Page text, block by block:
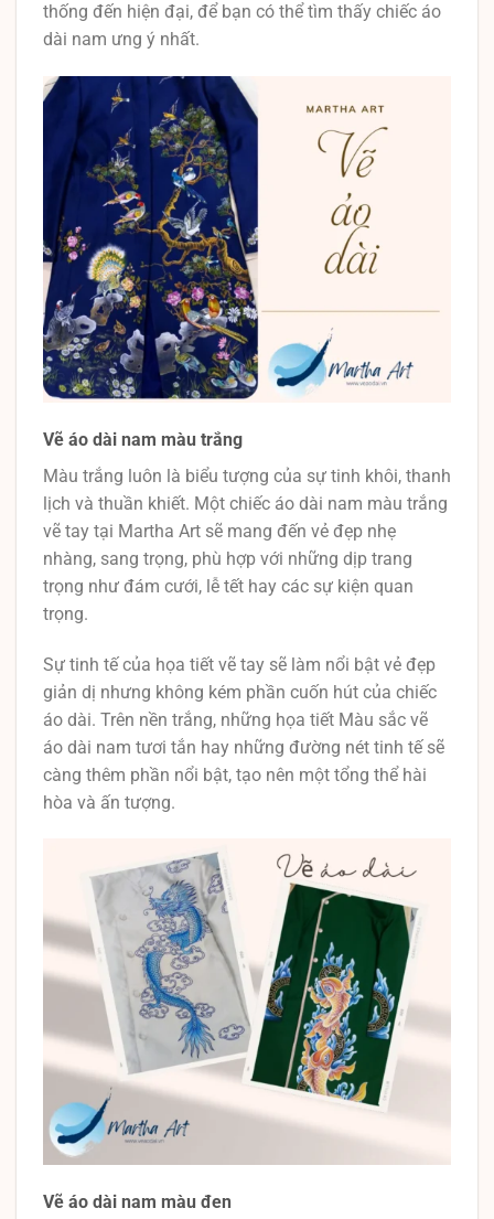
thống đến hiện đại, để bạn có thể tìm thấy chiếc áo
dài nam ưng ý nhất.
Vẽ áo dài nam màu trắng
Màu trắng luôn là biểu tượng của sự tinh khôi, thanh
lịch và thuần khiết. Một chiếc áo dài nam màu trắng
vẽ tay tại Martha Art sẽ mang đến vẻ đẹp nhẹ
nhàng, sang trọng, phù hợp với những dịp trang
trọng như đám cưới, lễ tết hay các sự kiện quan
trọng.
Sự tinh tế của họa tiết vẽ tay sẽ làm nổi bật vẻ đẹp
giản dị nhưng không kém phần cuốn hút của chiếc
áo dài. Trên nền trắng, những họa tiết Màu sắc vẽ
áo dài nam tươi tắn hay những đường nét tinh tế sẽ
càng thêm phần nổi bật, tạo nên một tổng thể hài
hòa và ấn tượng.
Vẽ áo dài nam màu đen